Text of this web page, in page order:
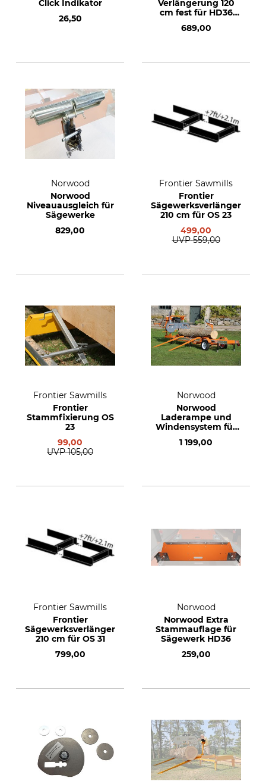
Click Indikator
26,50
Verlängerung 120
cm fest für HD36
689,00
Norwood
Norwood
Niveauausgleich für
Sägewerke
829,00
Frontier Sawmills
Frontier
Sägewerksverlängerung
210 cm für OS 23
499,00
UVP 559,00
Frontier Sawmills
Frontier
Stammfixierung OS
23
99,00
UVP 105,00
Norwood
Norwood
Laderampe und
Windensystem für
1 199,00
Frontier Sawmills
Frontier
Sägewerksverlängerung
210 cm für OS 31
799,00
Norwood
Norwood Extra
Stammauflage für
Sägewerk HD36
259,00